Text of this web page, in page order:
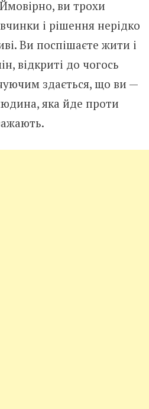
ви трохи
і рішення нерідко
Ви поспішаєте жити і
відкриті до чогось
здається, що ви —
яка йде проти